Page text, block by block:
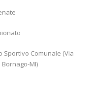
Sportivo Comunale (Via
MI)